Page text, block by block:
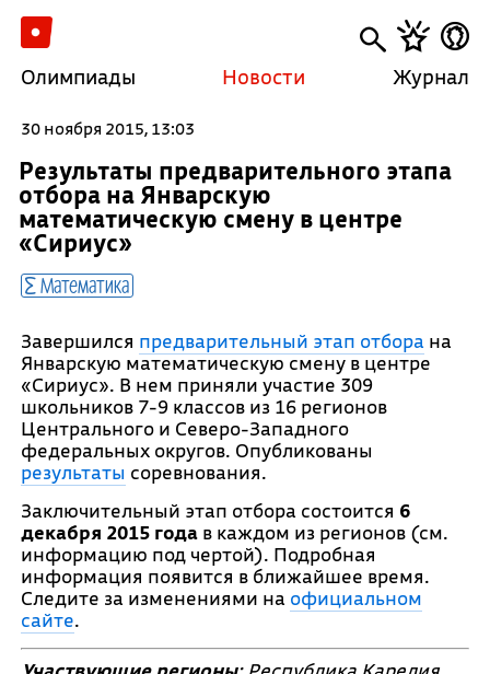
Олимпиады Новости Журнал
30 ноября 2015, 13:03
Результаты предварительного этапа
отбора на Январскую
математическую смену в центре
«Сириус»
Математика
Завершился предварительный этап отбора на
Январскую математическую смену в центре
«Сириус». В нем приняли участие 309
школьников 7-9 классов из 16 регионов
Центрального и Северо-Западного
федеральных округов. Опубликованы
результаты соревнования.
Заключительный этап отбора состоится 6
декабря 2015 годав каждом из регионов (см.
информацию под чертой). Подробная
информация появится в ближайшее время.
Следите за изменениями на официальном
сайте.